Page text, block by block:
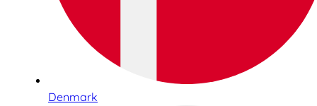
Denmark